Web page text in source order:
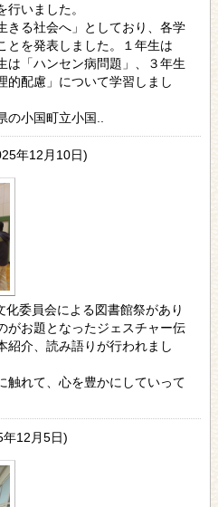
いました。
きる社会へ」としており、各学
とを発表しました。１年生は
は「ハンセン病問題」、３年生
的配慮」について学習しまし
の小国町立小国..
年12月10日)
委員会による図書館祭があり
がお題となったジェスチャー伝
紹介、読み語りが行われまし
れて、心を豊かにしていって
年12月5日)